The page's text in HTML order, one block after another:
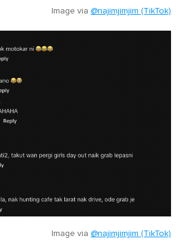
Image via @najimjimjim (TikTok)
Image via @najimjimjim (TikTok)